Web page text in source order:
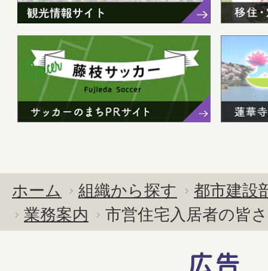
ホーム 組織から探す
都市建設
業務案内
市営住宅入居者の皆
広告